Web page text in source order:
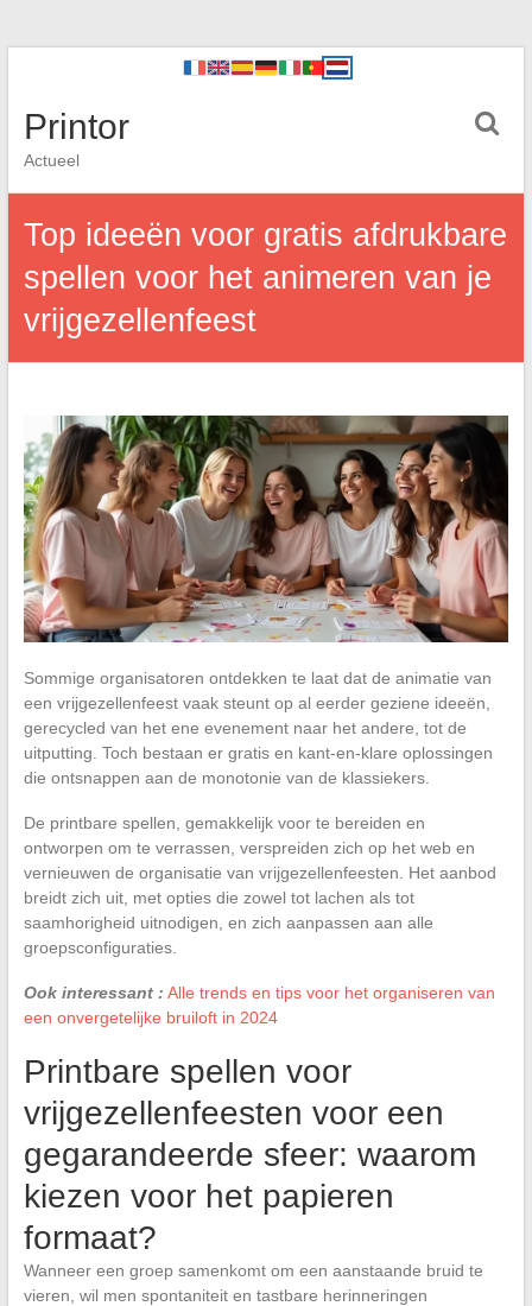
Printor
Actueel
Top ideeën voor gratis afdrukbare
spellen voor het animeren van je
vrijgezellenfeest
Sommige organisatoren ontdekken te laat dat de animatie van
een vrijgezellenfeest vaak steunt op al eerder geziene ideeën,
gerecycled van het ene evenement naar het andere, tot de
uitputting. Toch bestaan er gratis en kant-en-klare oplossingen
die ontsnappen aan de monotonie van de klassiekers.
De printbare spellen, gemakkelijk voor te bereiden en
ontworpen om te verrassen, verspreiden zich op het web en
vernieuwen de organisatie van vrijgezellenfeesten. Het aanbod
breidt zich uit, met opties die zowel tot lachen als tot
saamhorigheid uitnodigen, en zich aanpassen aan alle
groepsconfiguraties.
Ook interessant : Alle trends en tips voor het organiseren van
een onvergetelijke bruiloft in 2024
Printbare spellen voor
vrijgezellenfeesten voor een
gegarandeerde sfeer: waarom
kiezen voor het papieren
formaat?
Wanneer een groep samenkomt om een aanstaande bruid te
vieren, wil men spontaniteit en tastbare herinneringen